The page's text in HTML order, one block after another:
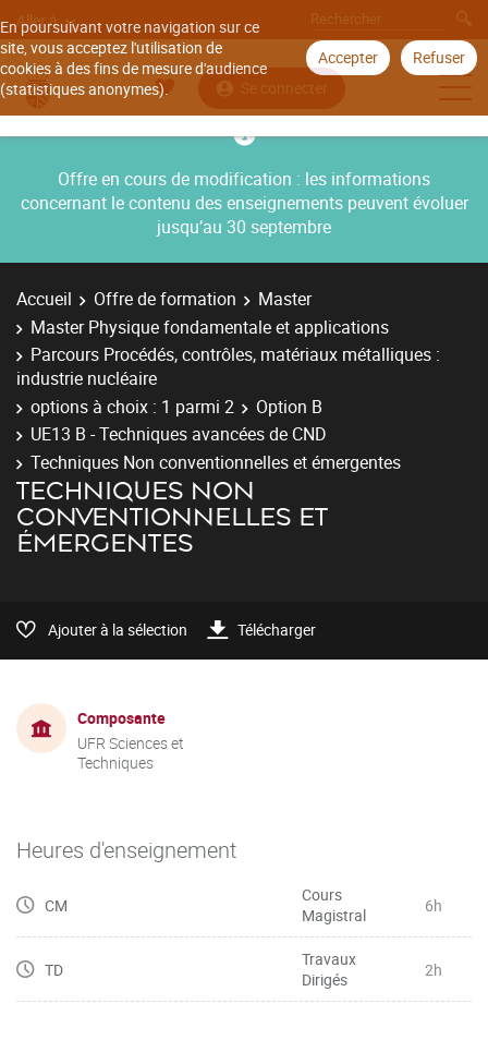
En poursuivant votre navigation sur ce
site, vous acceptez l'utilisation de
cookies à des fins de mesure d'audience
(statistiques anonymes).
Accepter Refuser
Aller à
Se connecter
Offre en cours de modification : les informations
concernant le contenu des enseignements peuvent évoluer
jusqu’au 30 septembre
Accueil Offre de formation
Master
Master Physique fondamentale et applications
Parcours Procédés, contrôles, matériaux métalliques :
industrie nucléaire
options à choix : 1 parmi 2
Option B
UE13 B - Techniques avancées de CND
Techniques Non conventionnelles et émergentes
TECHNIQUES NON
CONVENTIONNELLES ET
ÉMERGENTES
Ajouter à la sélection Télécharger
Composante
UFR Sciences et
Techniques
Heures d'enseignement
CM
Cours
Magistral
6h
TD
Travaux
Dirigés
2h